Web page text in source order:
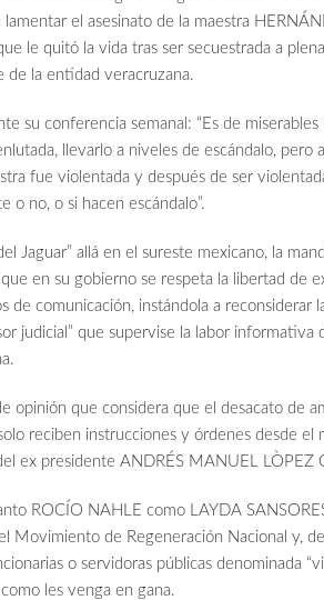
el asesinato de la maestra
le quitó la vida tras ser secuestrada a
de la entidad veracruzana.
su conferencia semanal: “Es de
llevarlo a niveles de escándalo, pero
fue violentada y después de ser
o no, o si hacen escándalo”.
Jaguar” allá en el sureste mexicano, la
en su gobierno se respeta la libertad de
de comunicación, instándola a reconsiderar
judicial” que supervise la labor
opinión que considera que el desacato de
reciben instrucciones y órdenes desde el
ex presidente ANDRÉS MANUEL LÒPEZ
ROCÍO NAHLE como LAYDA
Movimiento de Regeneración Nacional y,
o servidoras públicas denominada
les venga en gana.